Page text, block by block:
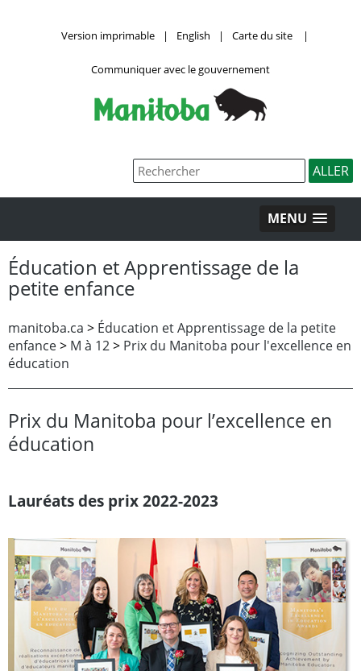
Version imprimable | English | Carte du site |
Communiquer avec le gouvernement
MENU
Éducation et Apprentissage de la
petite enfance
manitoba.ca > Éducation et Apprentissage de la petite
enfance> M à 12> Prix du Manitoba pour l'excellence en
éducation
Prix du Manitoba pour l’excellence en
éducation
Lauréats des prix 2022-2023